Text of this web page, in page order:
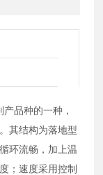
品种的一种，
其结构为落地型
环流畅，加上温
；速度采用控制